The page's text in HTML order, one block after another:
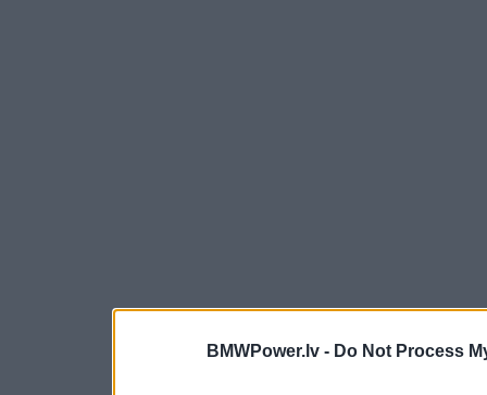
BMWPower.lv - Do Not Process